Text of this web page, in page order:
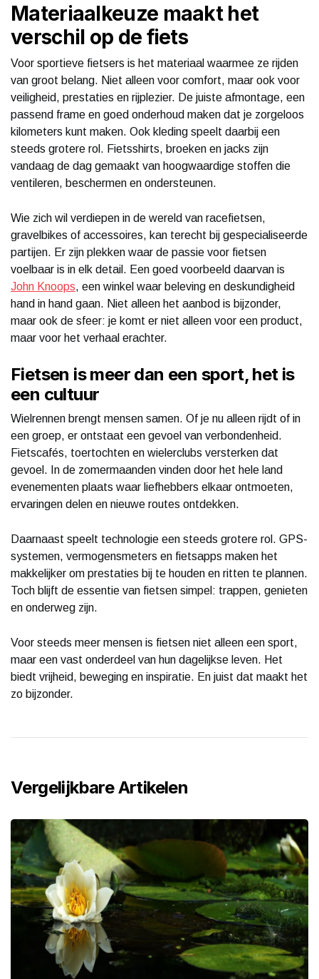
Materiaalkeuze maakt het
verschil op de fiets
Voor sportieve fietsers is het materiaal waarmee ze rijden
van groot belang. Niet alleen voor comfort, maar ook voor
veiligheid, prestaties en rijplezier. De juiste afmontage, een
passend frame en goed onderhoud maken dat je zorgeloos
kilometers kunt maken. Ook kleding speelt daarbij een
steeds grotere rol. Fietsshirts, broeken en jacks zijn
vandaag de dag gemaakt van hoogwaardige stoffen die
ventileren, beschermen en ondersteunen.
Wie zich wil verdiepen in de wereld van racefietsen,
gravelbikes of accessoires, kan terecht bij gespecialiseerde
partijen. Er zijn plekken waar de passie voor fietsen
voelbaar is in elk detail. Een goed voorbeeld daarvan is
John Knoops, een winkel waar beleving en deskundigheid
hand in hand gaan. Niet alleen het aanbod is bijzonder,
maar ook de sfeer: je komt er niet alleen voor een product,
maar voor het verhaal erachter.
Fietsen is meer dan een sport, het is
een cultuur
Wielrennen brengt mensen samen. Of je nu alleen rijdt of in
een groep, er ontstaat een gevoel van verbondenheid.
Fietscafés, toertochten en wielerclubs versterken dat
gevoel. In de zomermaanden vinden door het hele land
evenementen plaats waar liefhebbers elkaar ontmoeten,
ervaringen delen en nieuwe routes ontdekken.
Daarnaast speelt technologie een steeds grotere rol. GPS-
systemen, vermogensmeters en fietsapps maken het
makkelijker om prestaties bij te houden en ritten te plannen.
Toch blijft de essentie van fietsen simpel: trappen, genieten
en onderweg zijn.
Voor steeds meer mensen is fietsen niet alleen een sport,
maar een vast onderdeel van hun dagelijkse leven. Het
biedt vrijheid, beweging en inspiratie. En juist dat maakt het
zo bijzonder.
Vergelijkbare Artikelen